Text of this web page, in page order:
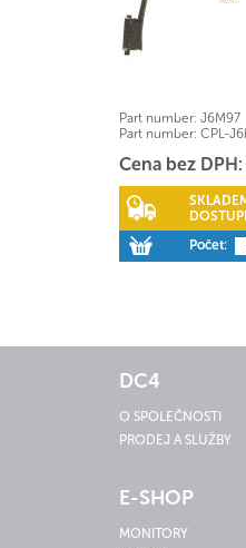
Part number: J6M97
Part number: CPL-
Cena bez
Počet:
DC4
O SPOLEČNOSTI
PRODEJ A SLUŽBY
E-SHOP
MONITORY